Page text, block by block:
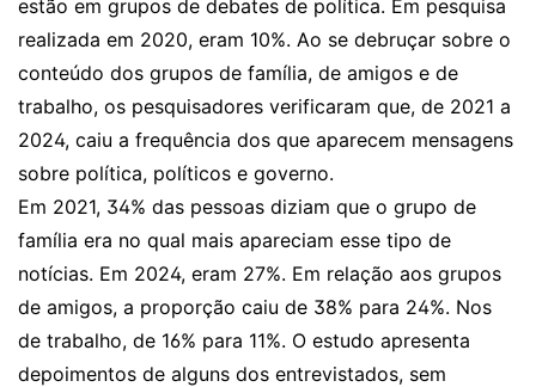
estão em grupos de debates de política. Em pesquisa
realizada em 2020, eram 10%. Ao se debruçar sobre o
conteúdo dos grupos de família, de amigos e de
trabalho, os pesquisadores verificaram que, de 2021 a
2024, caiu a frequência dos que aparecem mensagens
sobre política, políticos e governo.
Em 2021, 34% das pessoas diziam que o grupo de
família era no qual mais apareciam esse tipo de
notícias. Em 2024, eram 27%. Em relação aos grupos
de amigos, a proporção caiu de 38% para 24%. Nos
de trabalho, de 16% para 11%. O estudo apresenta
depoimentos de alguns dos entrevistados, sem